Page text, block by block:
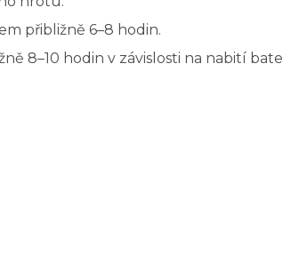
přibližně 6–8 hodin.
8–10 hodin v závislosti na nabití